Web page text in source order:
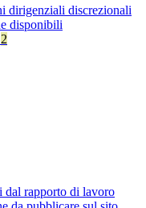
dirigenziali discrezionali
disponibili
2
dal rapporto di lavoro